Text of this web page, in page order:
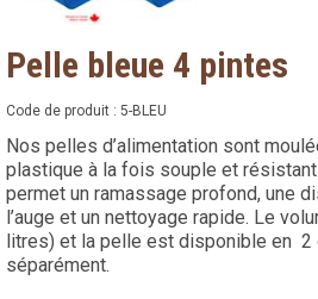
Pelle bleue 4 pintes
Code de produit : 5-BLEU
Nos pelles d’alimentation sont
plastique à la fois souple et
permet un ramassage profond, une
l’auge et un nettoyage rapide. Le
litres) et la pelle est disponible en 2
séparément.